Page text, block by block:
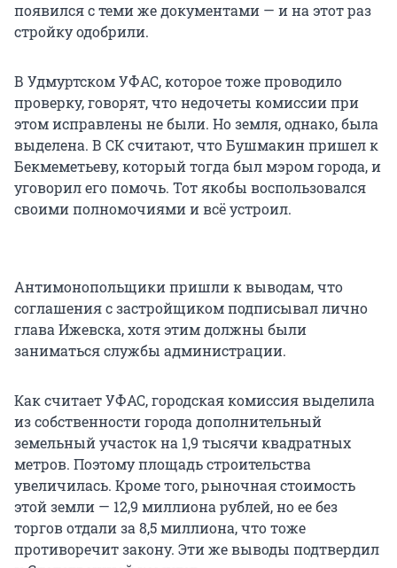
появился с теми же документами — и на этот раз
стройку одобрили.
В Удмуртском УФАС, которое тоже проводило
проверку, говорят, что недочеты комиссии при
этом исправлены не были. Но земля, однако, была
выделена. В СК считают, что Бушмакин пришел к
Бекмеметьеву, который тогда был мэром города, и
уговорил его помочь. Тот якобы воспользовался
своими полномочиями и всё устроил.
Антимонопольщики пришли к выводам, что
соглашения с застройщиком подписывал лично
глава Ижевска, хотя этим должны были
заниматься службы администрации.
Как считает УФАС, городская комиссия выделила
из собственности города дополнительный
земельный участок на 1,9 тысячи квадратных
метров. Поэтому площадь строительства
увеличилась. Кроме того, рыночная стоимость
этой земли — 12,9 миллиона рублей, но ее без
торгов отдали за 8,5 миллиона, что тоже
противоречит закону. Эти же выводы подтвердил